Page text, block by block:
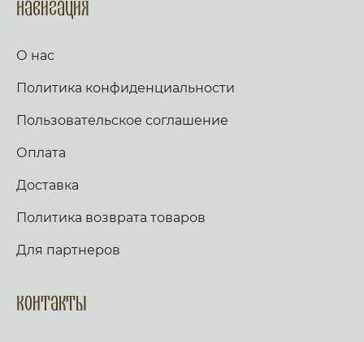
Навигация
О нас
Политика конфиденциальности
Пользовательское соглашение
Оплата
Доставка
Политика возврата товаров
Для партнеров
Контакты